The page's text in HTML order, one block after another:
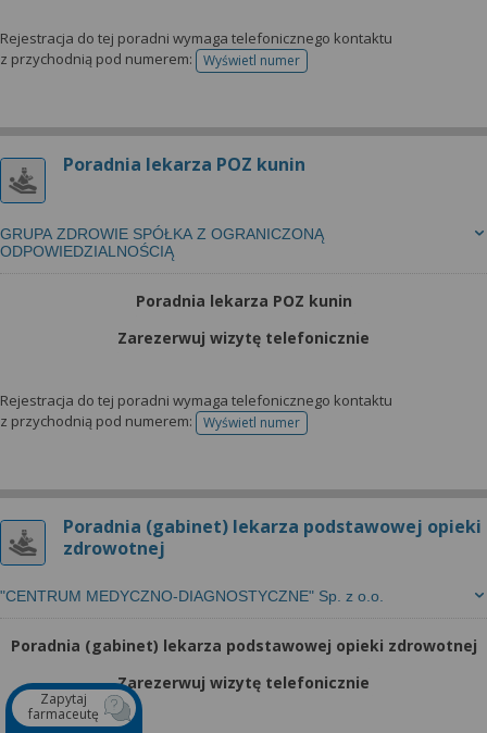
Rejestracja do tej poradni wymaga telefonicznego kontaktu
z przychodnią pod numerem:
Wyświetl numertelefonu do rejestracji
Poradnia lekarza POZ kunin
GRUPA ZDROWIE SPÓŁKA Z OGRANICZONĄ
ODPOWIEDZIALNOŚCIĄ
Poradnia lekarza POZ kunin
Zarezerwuj wizytę telefonicznie
Rejestracja do tej poradni wymaga telefonicznego kontaktu
z przychodnią pod numerem:
Wyświetl numertelefonu do rejestracji
Poradnia (gabinet) lekarza podstawowej opieki
zdrowotnej
"CENTRUM MEDYCZNO-DIAGNOSTYCZNE" Sp. z o.o.
Poradnia (gabinet) lekarza podstawowej opieki zdrowotnej
Zarezerwuj wizytę telefonicznie
Zapytaj
farmaceutę